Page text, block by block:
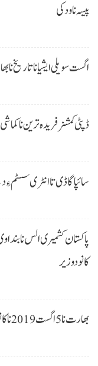
پیسہ نا ودکی
5 اگست سویلی ایشیا نا
ڈپٹی کمشنر فریدہ ترین نا
سائپا گاڈی تا انٹری سسٹم ءِ
پاکستان کشمیری الس نا
کانودوزیر
بھارت نا 5 اگست 2019 نا کانود آن چَپ گام ءِ منپنہ، خالد حسین مگسی